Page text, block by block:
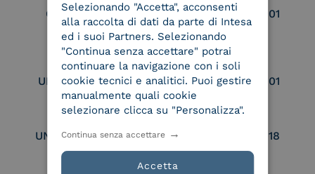
Conservatore
qualificato
UNI EN ISO 37001
UNI EN ISO 9001 UNI EN ISO 27001
UNI EN ISO 27017 UNI EN ISO 27018
Selezionando "Accetta", acconsenti
alla raccolta di dati da parte di Intesa
ed i suoi Partners. Selezionando
"Continua senza accettare" potrai
continuare la navigazione con i soli
cookie tecnici e analitici. Puoi gestire
manualmente quali cookie
selezionare clicca su "Personalizza".
Accetta
Continua senza accettare